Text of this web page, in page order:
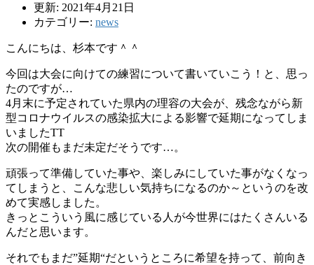
更新: 2021年4月21日
カテゴリー: news
こんにちは、杉本です＾＾
今回は大会に向けての練習について書いていこう！と、思っ
たのですが…
4月末に予定されていた県内の理容の大会が、残念ながら新
型コロナウイルスの感染拡大による影響で延期になってしま
いましたTT
次の開催もまだ未定だそうです…。
頑張って準備していた事や、楽しみにしていた事がなくなっ
てしまうと、こんな悲しい気持ちになるのか～というのを改
めて実感しました。
きっとこういう風に感じている人が今世界にはたくさんいる
んだと思います。
それでもまだ”延期“だというところに希望を持って、前向き